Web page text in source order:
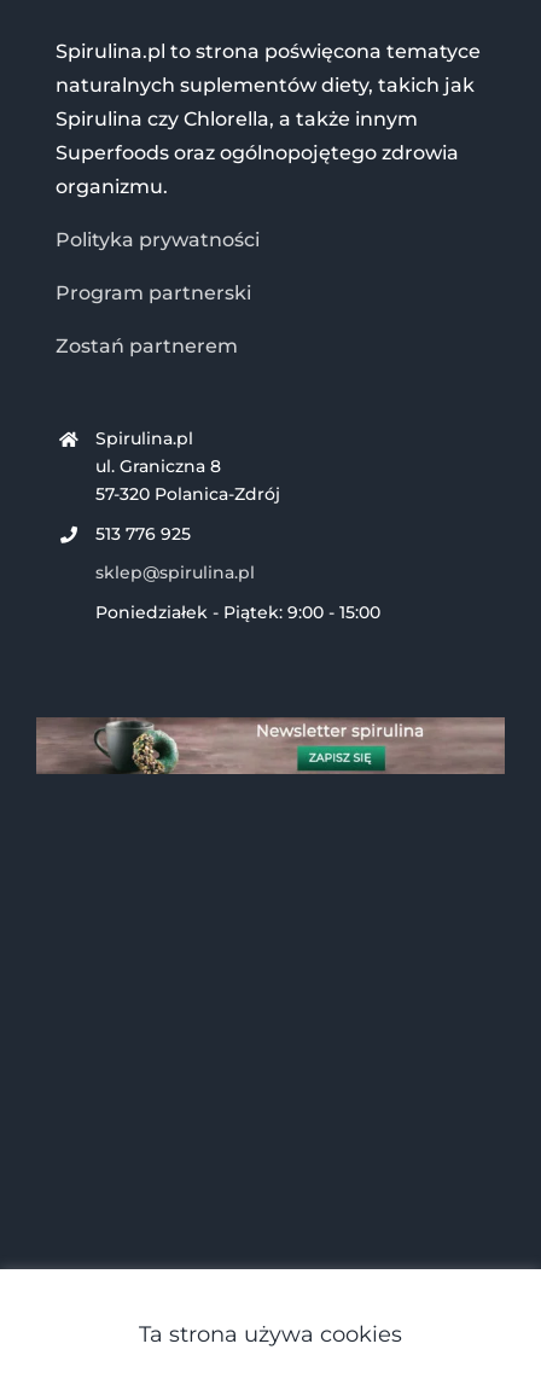
Spirulina.pl to strona poświęcona tematyce
naturalnych suplementów diety, takich jak
Spirulina czy Chlorella, a także innym
Superfoods oraz ogólnopojętego zdrowia
organizmu.
Polityka prywatności
Program partnerski
Zostań partnerem
Spirulina.pl
ul. Graniczna 8
57-320 Polanica-Zdrój
513 776 925
sklep@spirulina.pl
Poniedziałek - Piątek: 9:00 - 15:00
Ta strona używa cookies